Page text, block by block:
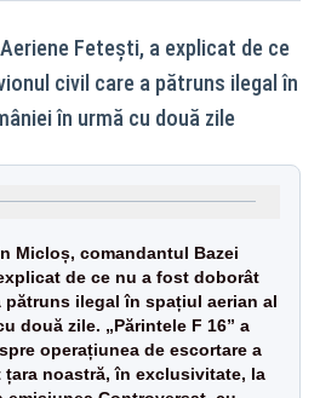
Fetești, a explicat de ce
civil care a pătruns ilegal în
în urmă cu două zile
Micloș, comandantul Bazei
de ce nu a fost doborât
ilegal în spațiul aerian al
două zile. „Părintele F 16” a
operațiunea de escortare a
noastră, în exclusivitate, la